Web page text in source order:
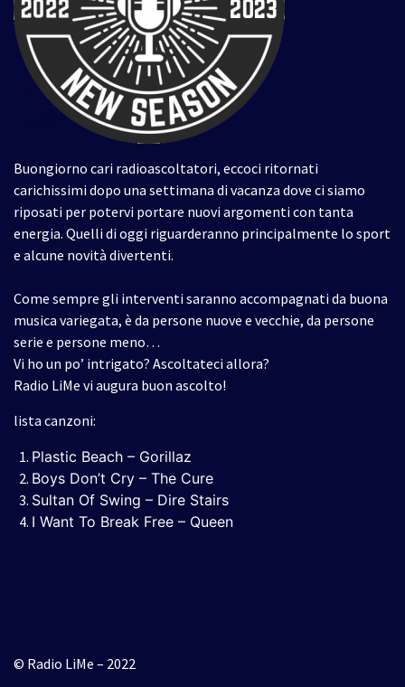
Buongiorno cari radioascoltatori, eccoci ritornati
carichissimi dopo una settimana di vacanza dove ci siamo
riposati per potervi portare nuovi argomenti con tanta
energia. Quelli di oggi riguarderanno principalmente lo sport
e alcune novità divertenti.
Come sempre gli interventi saranno accompagnati da buona
musica variegata, è da persone nuove e vecchie, da persone
serie e persone meno…
Vi ho un po’ intrigato? Ascoltateci allora?
Radio LiMe vi augura buon ascolto!
lista canzoni:
Plastic Beach – Gorillaz
Boys Don’t Cry – The Cure
Sultan Of Swing – Dire Stairs
I Want To Break Free – Queen
© Radio LiMe – 2022